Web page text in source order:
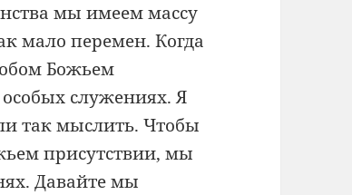
мы имеем массу
мало перемен. Когда
Божьем
служениях. Я
так мыслить. Чтобы
присутствии, мы
Давайте мы